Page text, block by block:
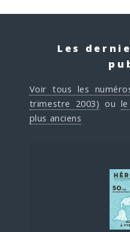
Les
Voir tous les
trimestre 2003) ou
plus anciens